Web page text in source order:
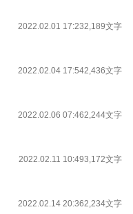
2022.02.01 17:232,189文字
2022.02.04 17:542,436文字
2022.02.06 07:462,244文字
2022.02.11 10:493,172文字
2022.02.14 20:362,234文字